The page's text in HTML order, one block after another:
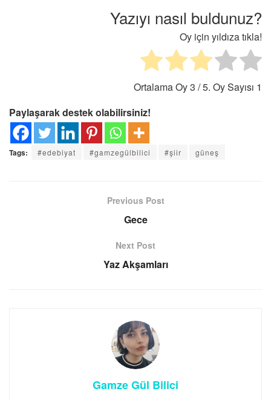
Yazıyı nasıl buldunuz?
Oy için yıldıza tıkla!
Ortalama Oy3 / 5. Oy Sayısı 1
Paylaşarak destek olabilirsiniz!
Tags: #edebiyat #gamzegülbilici #şiir güneş
Previous Post
Gece
Next Post
Yaz Akşamları
Gamze Gül Bilici